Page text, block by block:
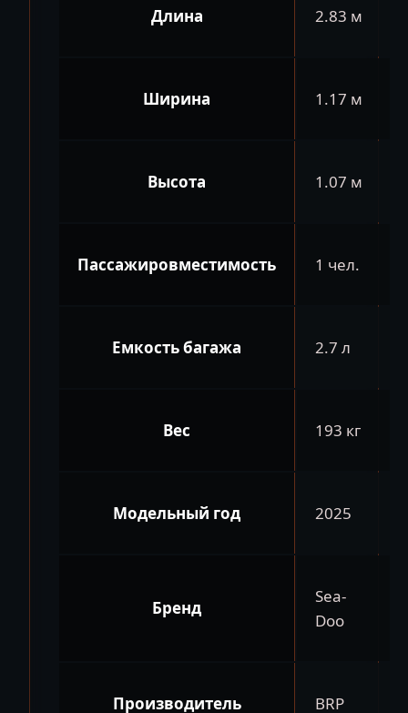
Длина 2.83 м
Ширина 1.17 м
Высота 1.07 м
Пассажировместимость 1 чел.
Емкость багажа 2.7 л
Вес 193 кг
Модельный год 2025
Бренд
Sea-
Doo
Производитель BRP